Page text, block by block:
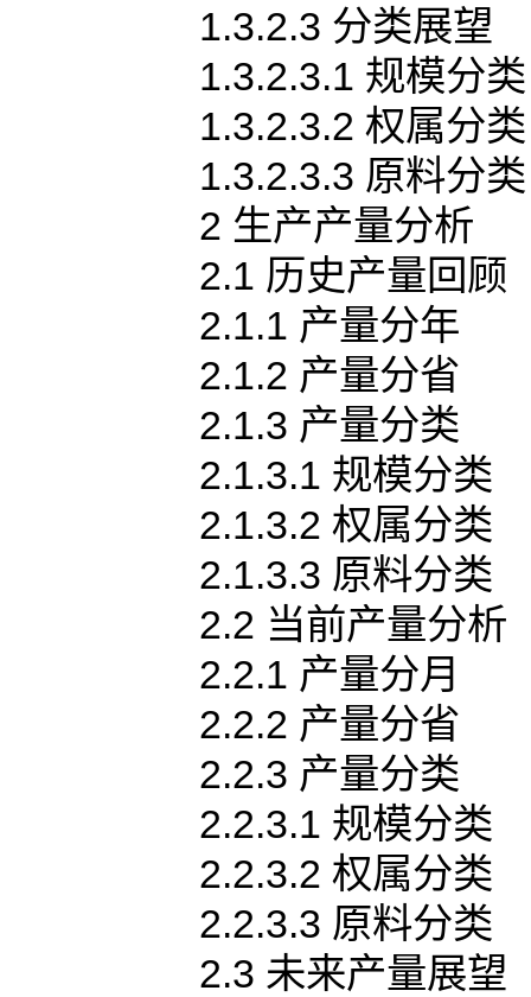
1.3.2.3 分类展望
1.3.2.3.1 规模分类
1.3.2.3.2 权属分类
1.3.2.3.3 原料分类
2 生产产量分析
2.1 历史产量回顾
2.1.1 产量分年
2.1.2 产量分省
2.1.3 产量分类
2.1.3.1 规模分类
2.1.3.2 权属分类
2.1.3.3 原料分类
2.2 当前产量分析
2.2.1 产量分月
2.2.2 产量分省
2.2.3 产量分类
2.2.3.1 规模分类
2.2.3.2 权属分类
2.2.3.3 原料分类
2.3 未来产量展望